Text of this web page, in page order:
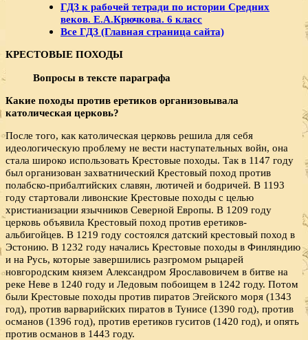
ГДЗ к рабочей тетради по истории Средних
веков. Е.А.Крючкова. 6 класс
Все ГДЗ (Главная страница сайта)
КРЕСТОВЫЕ ПОХОДЫ
Вопросы в тексте параграфа
Какие походы против еретиков организовывала
католическая церковь?
После того, как католическая церковь решила для себя
идеологическую проблему не вести наступательных войн, она
стала широко использовать Крестовые походы. Так в 1147 году
был организован захватнический Крестовый поход против
полабско-прибалтийских славян, лютичей и бодричей. В 1193
году стартовали ливонские Крестовые походы с целью
христианизации язычников Северной Европы. В 1209 году
церковь объявила Крестовый поход против еретиков-
альбигойцев. В 1219 году состоялся датский крестовый поход в
Эстонию. В 1232 году начались Крестовые походы в Финляндию
и на Русь, которые завершились разгромом рыцарей
новгородским князем Александром Ярославовичем в битве на
реке Неве в 1240 году и Ледовым побоищем в 1242 году. Потом
были Крестовые походы против пиратов Эгейского моря (1343
год), против варварийских пиратов в Тунисе (1390 год), против
османов (1396 год), против еретиков гуситов (1420 год), и опять
против османов в 1443 году.